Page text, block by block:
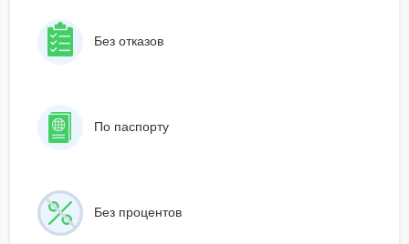
Без отказов
По паспорту
Без процентов